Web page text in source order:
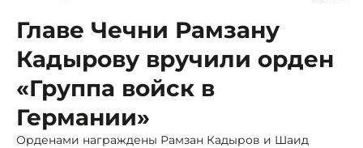
Главе Чечни Рамзану
Кадырову вручили орден
«Группа войск в
Германии»
Орденами награждены Рамзан Кадыров и Шаид